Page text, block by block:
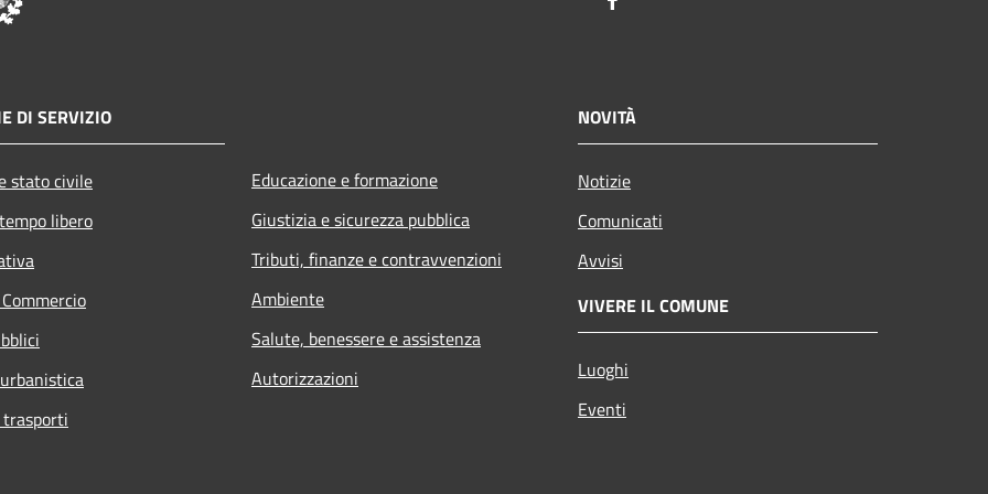
DI SERVIZIO
stato civile
libero
Educazione e formazione
Giustizia e sicurezza pubblica
Tributi, finanze e contravvenzioni
Ambiente
Salute, benessere e assistenza
Autorizzazioni
NOVITÀ
Notizie
Comunicati
Avvisi
VIVERE IL COMUNE
Luoghi
Eventi